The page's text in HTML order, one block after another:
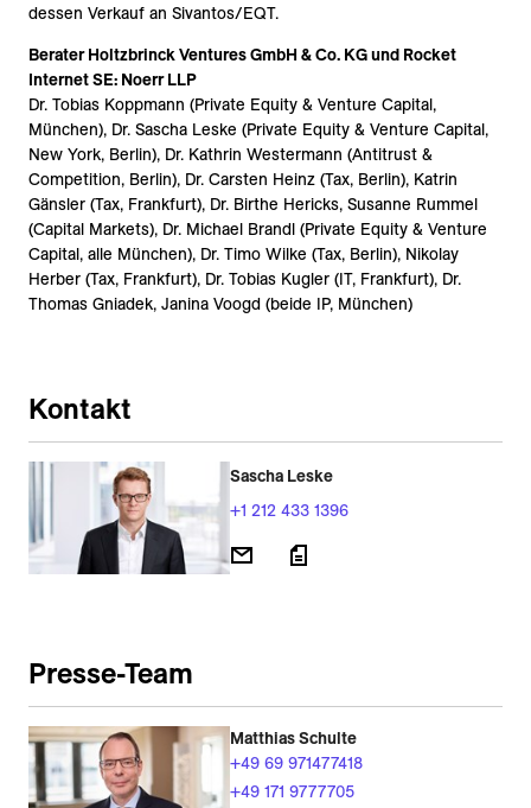
dessen Verkauf an Sivantos/EQT.
Berater Holtzbrinck Ventures GmbH & Co. KG und Rocket
Internet SE: Noerr LLP
Dr. Tobias Koppmann (Private Equity & Venture Capital,
München), Dr. Sascha Leske (Private Equity & Venture Capital,
New York, Berlin), Dr. Kathrin Westermann (Antitrust &
Competition, Berlin), Dr. Carsten Heinz (Tax, Berlin), Katrin
Gänsler (Tax, Frankfurt), Dr. Birthe Hericks, Susanne Rummel
(Capital Markets), Dr. Michael Brandl (Private Equity & Venture
Capital, alle München), Dr. Timo Wilke (Tax, Berlin), Nikolay
Herber (Tax, Frankfurt), Dr. Tobias Kugler (IT, Frankfurt), Dr.
Thomas Gniadek, Janina Voogd (beide IP, München)
Kontakt
Sascha Leske
+1 212 433 1396
Presse-Team
Matthias Schulte
+49 69 971477418
+49 171 9777705